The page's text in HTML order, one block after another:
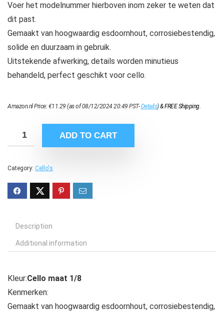
Voer het modelnummer hierboven inom zeker te weten dat
dit past.
Gemaakt van hoogwaardig esdoornhout, corrosiebestendig,
solide en duurzaam in gebruik.
Uitstekende afwerking, details worden minutieus
behandeld, perfect geschikt voor cello.
Amazon.nl Price:€11.29 (as of 08/12/2024 20:49 PST-Details)&FREE Shipping.
ADD TO CART
Category: Cello's
Description
Additional information
Kleur:Cello maat 1/8
Kenmerken:
Gemaakt van hoogwaardig esdoornhout, corrosiebestendig,